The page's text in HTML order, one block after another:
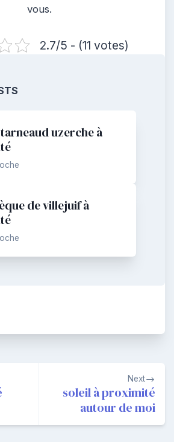
vous.
2.7/5 - (11 votes)
uzerche à
de villejuif à
Next
soleil à proximité
autour de moi